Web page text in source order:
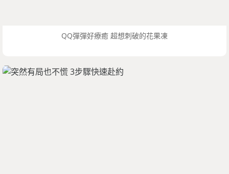
QQ彈彈好療癒 超想刺破的花果凍